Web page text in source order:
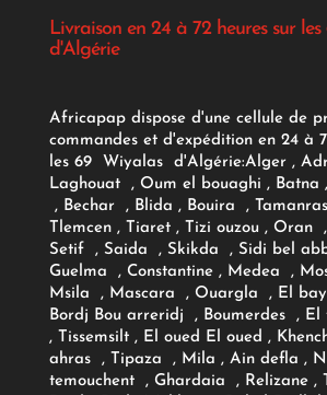
Livraison en 24 à 72 heures sur
d'Algérie
Africapap dispose d'une cellule de
commandes et d'expédition en 24 à
les 69 Wiyalas d'Algérie:Alger ,
Laghouat , Oum el bouaghi , Batna
, Bechar , Blida , Bouira ,
Tlemcen , Tiaret , Tizi ouzou ,
Setif , Saida , Skikda , Sidi bel
Guelma , Constantine , Medea ,
Msila , Mascara , Ouargla , El
Bordj Bou arreridj , Boumerdes , El
, Tissemsilt , El oued El oued ,
ahras , Tipaza , Mila , Ain defla ,
temouchent , Ghardaia , Relizane ,